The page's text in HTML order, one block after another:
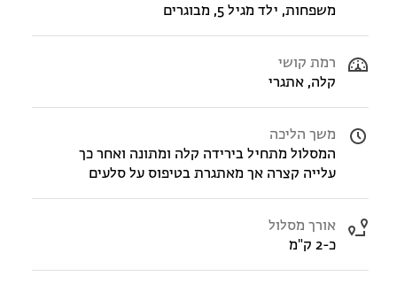
משפחות, ילד מגיל 5, מבוגרים
רמת קושי
קלה, אתגרי
משך הליכה
המסלול מתחיל בירידה קלה ומתונה ואחר כך
עלייה קצרה אך מאתגרת בטיפוס על סלעים
אורך מסלול
כ-2 ק"מ